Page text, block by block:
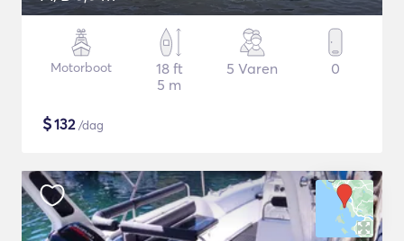
Motorboot
18 ft
5 m
5 Varen 0
$132/dag